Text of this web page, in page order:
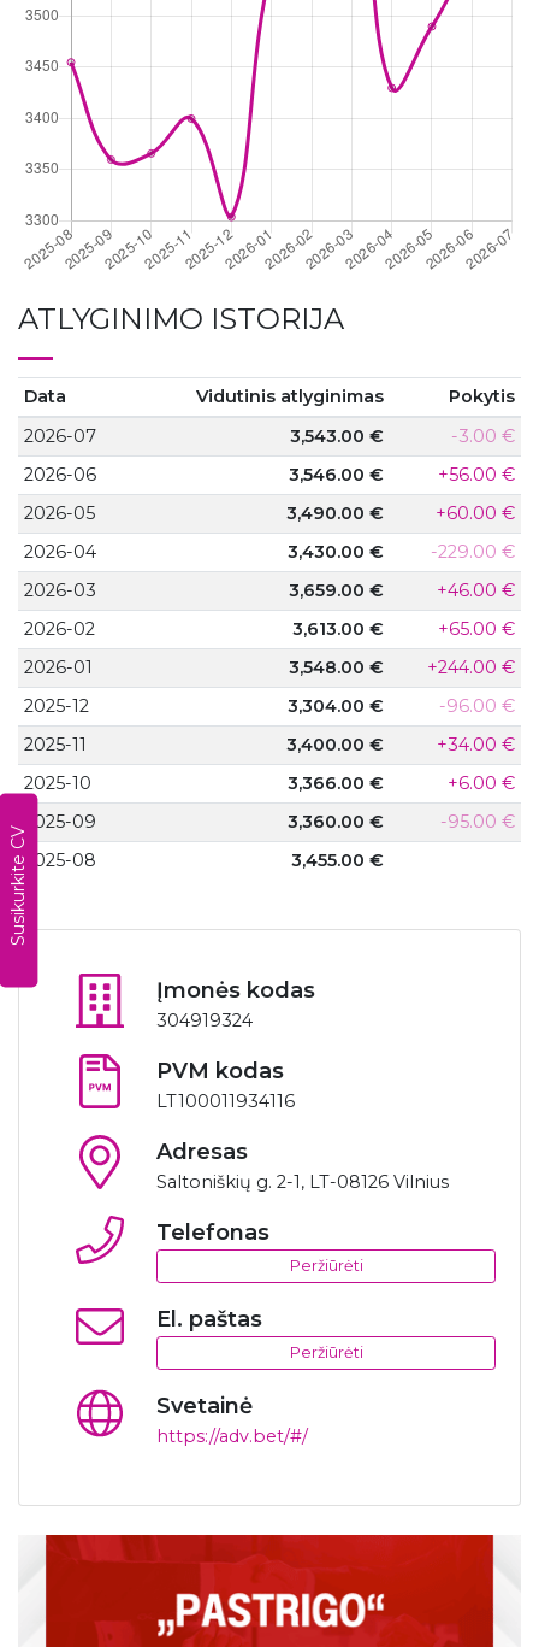
Susikurkite CV
ATLYGINIMO ISTORIJA
Data Vidutinis atlyginimas
Pokytis
2026-07
3,543.00 €
-3.00 €
2026-06
3,546.00 €
+56.00 €
2026-05
3,490.00 €
+60.00 €
2026-04
3,430.00 €
-229.00 €
2026-03
3,659.00 €
+46.00 €
2026-02
3,613.00 €
+65.00 €
2026-01
3,548.00 €
+244.00 €
2025-12
3,304.00 €
-96.00 €
2025-11
3,400.00 €
+34.00 €
2025-10
3,366.00 €
+6.00 €
2025-09
3,360.00 €
-95.00 €
2025-08
3,455.00 €
Įmonės kodas
304919324
PVM kodas
LT100011934116
Adresas
Saltoniškių g. 2-1, LT-08126 Vilnius
Telefonas
Peržiūrėti
El. paštas
Peržiūrėti
Svetainė
https://adv.bet/#/